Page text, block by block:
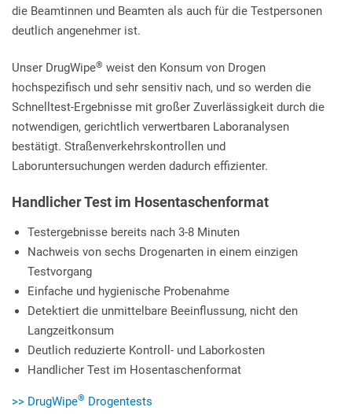
die Beamtinnen und Beamten als auch für die Testpersonen
deutlich angenehmer ist.
Unser DrugWipe® weist den Konsum von Drogen
hochspezifisch und sehr sensitiv nach, und so werden die
Schnelltest-Ergebnisse mit großer Zuverlässigkeit durch die
notwendigen, gerichtlich verwertbaren Laboranalysen
bestätigt. Straßenverkehrskontrollen und
Laboruntersuchungen werden dadurch effizienter.
Handlicher Test im Hosentaschenformat
Testergebnisse bereits nach 3-8 Minuten
Nachweis von sechs Drogenarten in einem einzigen
Testvorgang
Einfache und hygienische Probenahme
Detektiert die unmittelbare Beeinflussung, nicht den
Langzeitkonsum
Deutlich reduzierte Kontroll- und Laborkosten
Handlicher Test im Hosentaschenformat
>> DrugWipe® Drogentests